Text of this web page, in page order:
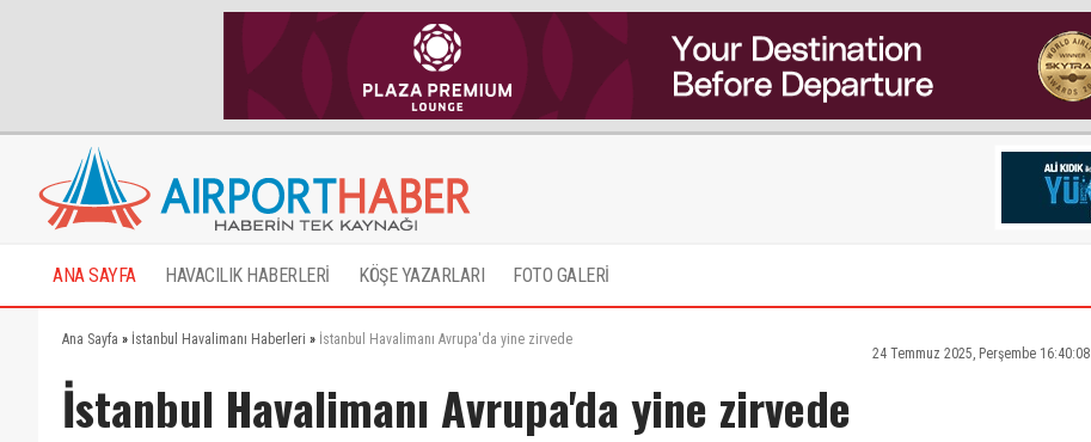
ANA SAYFA HAVACILIK HABERLERİ KÖŞE YAZARLARI FOTO GALERİ
Ana Sayfa » İstanbul Havalimanı Haberleri » İstanbul Havalimanı Avrupa'da yine zirvede
24 Temmuz 2025, Perşembe 16:40:08
İstanbul Havalimanı Avrupa'da yine zirvede